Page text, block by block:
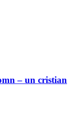
– un cristian